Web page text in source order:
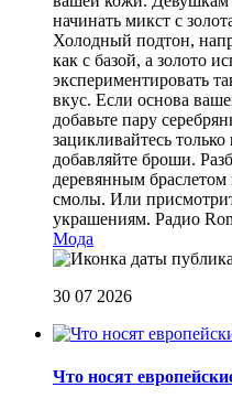
начинать микст с
Холодный подтон,
как с базой, а золото
экспериментировать
вкус. Если основа
добавьте пару
зацикливайтесь
добавляйте броши.
деревянным
смолы. Или
украшениям. Радио
Мода
30 07 2026
Что носят